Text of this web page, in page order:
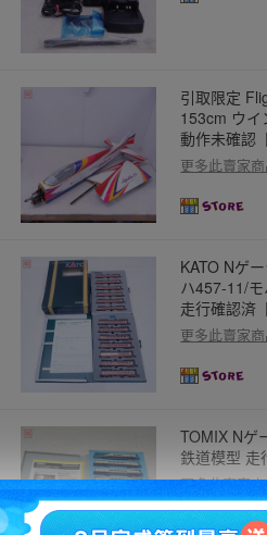
引取限定
153cm ウ
動作未確認
更多此賣家
KATO Nゲ
ハ457-11/
走行確認済
更多此賣家
TOMIX Nゲ
鉄道模型 走
更多此賣家